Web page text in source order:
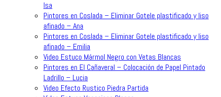
Isa
Pintores en Coslada – Eliminar Gotele plastificado y liso
afinado – Ana
Pintores en Coslada – Eliminar Gotele plastificado y liso
afinado – Emilia
Video Estuco Mármol Negro con Vetas Blancas
Pintores en El Cañaveral – Colocación de Papel Pintado
Ladrillo – Lucia
Video Efecto Rustico Piedra Partida